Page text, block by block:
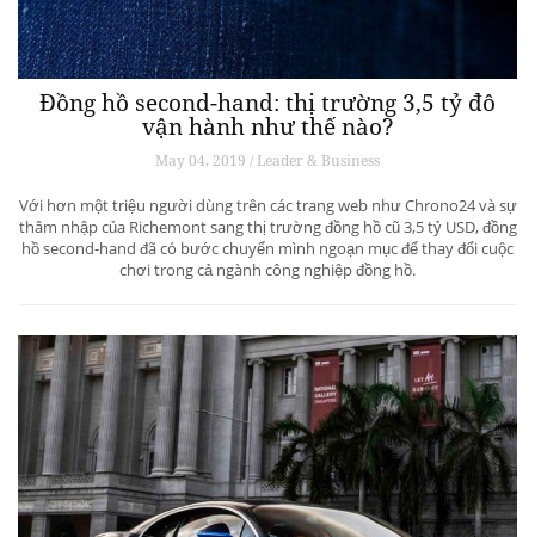
Đồng hồ second-hand: thị trường 3,5 tỷ đô
vận hành như thế nào?
May 04, 2019 / Leader & Business
Với hơn một triệu người dùng trên các trang web như Chrono24 và sự
thâm nhập của Richemont sang thị trường đồng hồ cũ 3,5 tỷ USD, đồng
hồ second-hand đã có bước chuyển mình ngoạn mục để thay đổi cuộc
chơi trong cả ngành công nghiệp đồng hồ.